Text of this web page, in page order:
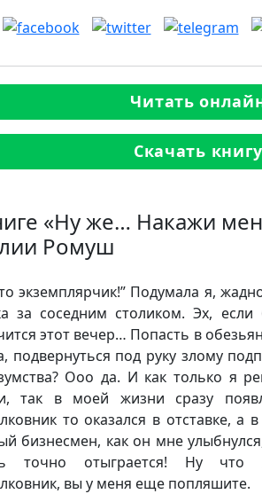
Читать
Скачать книгу
«Ну же… Накажи
Ромуш
экземплярчик!” Подумала я,
за соседним столиком. Эх,
этот вечер… Попасть в
подвернуться под руку злому
Ооо да. И как только я
так в моей жизни сразу
то оказался в отставке, а
бизнесмен, как он мне
точно отыграется! Ну что
вы у меня еще попляшите.